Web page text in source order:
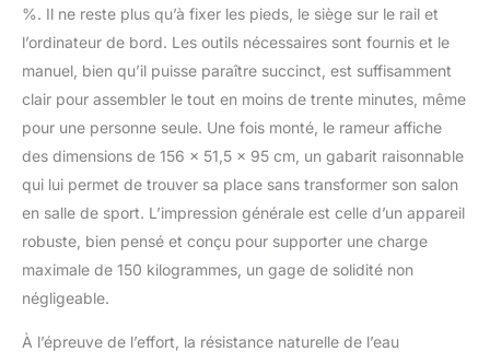
de 13L et est en plastique
incassable qui permet
grâce à la pompe
manuelle et au tuyau
flexible inclus. Les
roulettes pour le déplacer
RÉGLABLE À VOTRE
NIVEAU : La resistance à
l'eau peut être
déterminée de manière
avec le niveau de
%. Il ne reste plus qu’à fixer les pieds, le siège sur le rail et
l’ordinateur de bord. Les outils nécessaires sont fournis et le
manuel, bien qu’il puisse paraître succinct, est suffisamment
clair pour assembler le tout en moins de trente minutes, même
pour une personne seule. Une fois monté, le rameur affiche
des dimensions de 156 x 51,5 x 95 cm, un gabarit raisonnable
qui lui permet de trouver sa place sans transformer son salon
en salle de sport. L’impression générale est celle d’un appareil
robuste, bien pensé et conçu pour supporter une charge
maximale de 150 kilogrammes, un gage de solidité non
négligeable.
À l’épreuve de l’effort, la résistance naturelle de l’eau